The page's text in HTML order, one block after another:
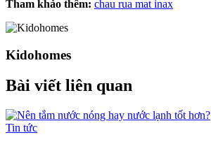
Tham khảo thêm: chau rua mat inax
Kidohomes
Bài viết liên quan
Tin tức